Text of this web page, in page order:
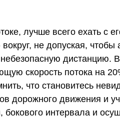
лучше всего ехать с
не допуская, чтобы
дистанцию.
скорость потока на
что становитесь
дорожного движения и
бокового интервала и